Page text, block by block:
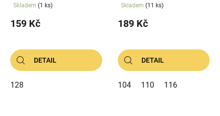
Skladem (1 ks)
159 Kč
DETAIL
128
Skladem (11 ks)
189 Kč
DETAIL
104 110 116